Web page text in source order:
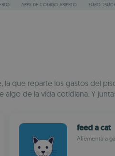
APPS DE CÓDIGO ABIERTO EURO
que reparte los gastos del
de la vida cotidiana. Y
feed a cat
Aliementa a